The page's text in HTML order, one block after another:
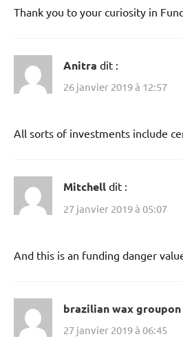
Thank you to your curiosity in
Anitra dit :
26 janvier 2019 à 12:57
All sorts of investments include
Mitchell dit :
27 janvier 2019 à 05:07
And this is an funding danger
brazilian wax groupon
27 janvier 2019 à 06:45